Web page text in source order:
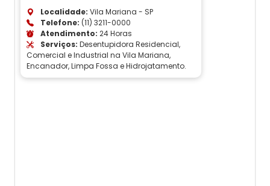
Localidade: Vila Mariana - SP
Telefone: (11) 3211-0000
Atendimento: 24 Horas
Serviços: Desentupidora Residencial,
Comercial e Industrial na Vila Mariana,
Encanador, Limpa Fossa e Hidrojatamento.